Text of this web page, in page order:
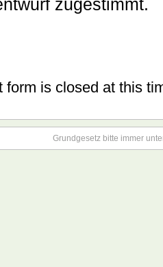
zugestimmt.
form is closed at this
Grundgesetz bitte immer